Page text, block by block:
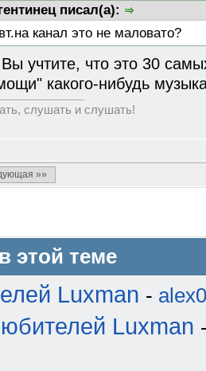
писал(а):
канал это не маловато?
учтите, что это 30
какого-нибудь
слушать и слушать!
»»
этой теме
Luxman -
Luxman